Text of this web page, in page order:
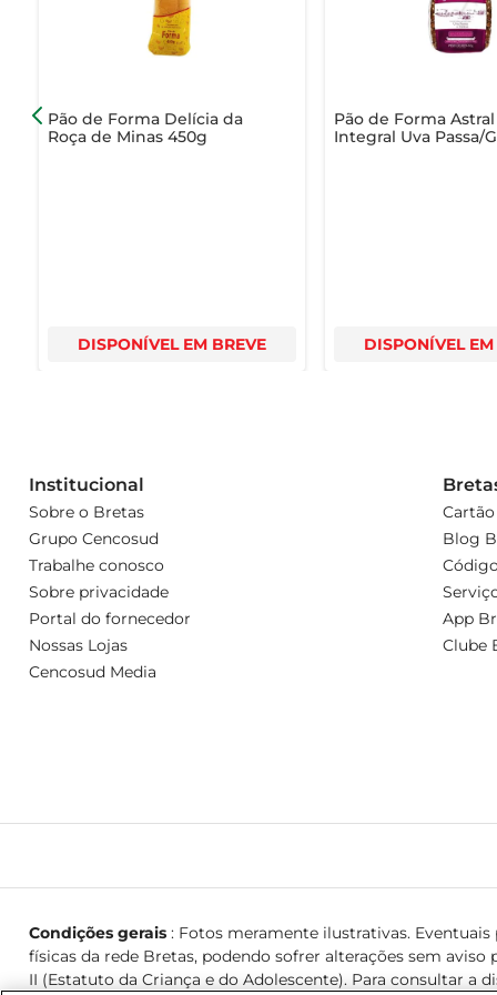
incluir este pão em suas refeições.
Pão de Forma Delícia da
Roça de Minas 450g
DISPONÍVEL EM BREVE
Pão de Forma Astral
Integral Uva Passa/
DISPONÍVEL EM
Institucional
Sobre o Bretas
Grupo Cencosud
Trabalhe conosco
Sobre privacidade
Portal do fornecedor
Nossas Lojas
Cencosud Media
Blog
App
Clube
Condições gerais: Fotos meramente ilustrativas. Eventuais
físicas da rede Bretas, podendo sofrer alterações sem aviso
II (Estatuto da Criança e do Adolescente). Para consultar a